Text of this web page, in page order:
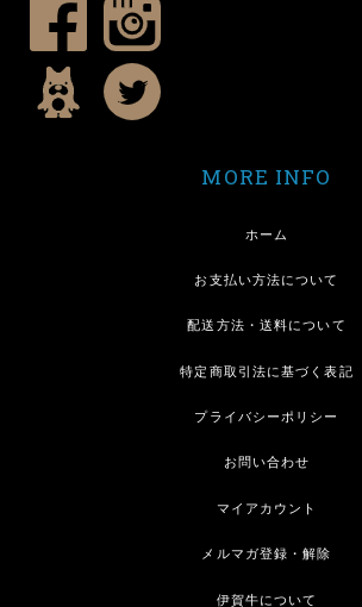
MORE INFO
ホーム
お支払い方法について
配送方法・送料について
特定商取引法に基づく表記
プライバシーポリシー
お問い合わせ
マイアカウント
メルマガ登録・解除
伊賀牛について